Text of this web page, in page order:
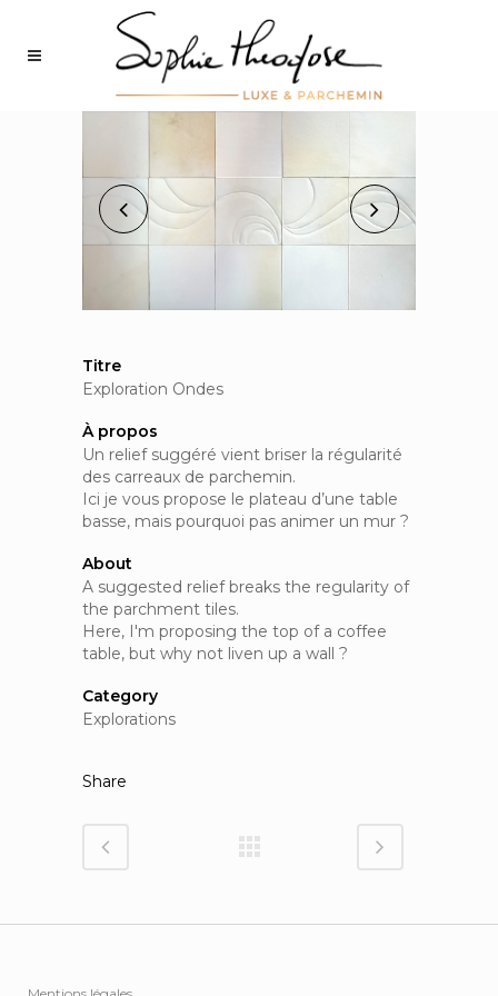
Titre
Exploration Ondes
À propos
Un relief suggéré vient briser la régularité
des carreaux de parchemin.
Ici je vous propose le plateau d’une table
basse, mais pourquoi pas animer un mur ?
About
A suggested relief breaks the regularity of
the parchment tiles.
Here, I'm proposing the top of a coffee
table, but why not liven up a wall ?
Category
Explorations
Share